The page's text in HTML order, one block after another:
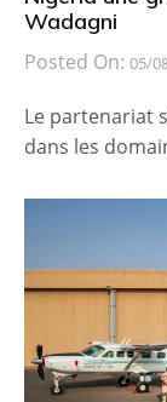
Wadagni
Posted On: 05/
Le partenariat
dans les